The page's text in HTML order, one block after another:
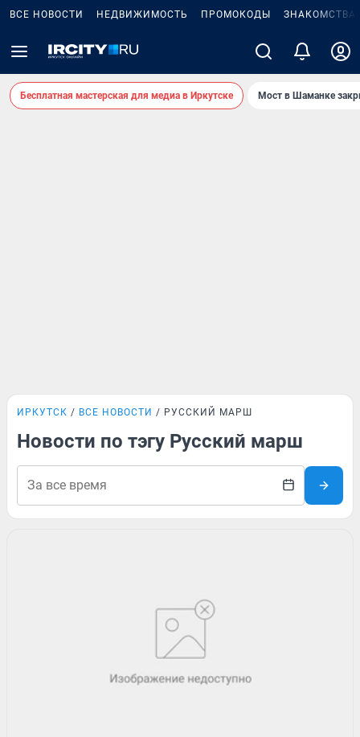
ВСЕ НОВОСТИ НЕДВИЖИМОСТЬ ПРОМОКОДЫ ЗНАКОМСТВА
Бесплатная мастерская для медиа в Иркутске Мост в Шаманке
ИРКУТСК ВСЕ НОВОСТИ РУССКИЙ МАРШ
Новости по тэгу Русский марш